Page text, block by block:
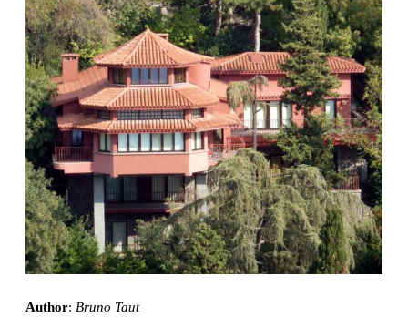
Author: Bruno Taut